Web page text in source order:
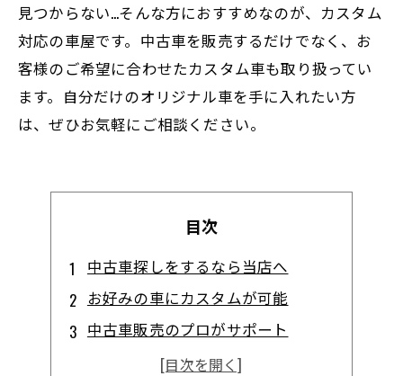
見つからない…そんな方におすすめなのが、カスタム
対応の車屋です。中古車を販売するだけでなく、お
客様のご希望に合わせたカスタム車も取り扱ってい
ます。自分だけのオリジナル車を手に入れたい方
は、ぜひお気軽にご相談ください。
目次
中古車探しをするなら当店へ
お好みの車にカスタムが可能
中古車販売のプロがサポート
高品質な車をリーズナブルにご提供